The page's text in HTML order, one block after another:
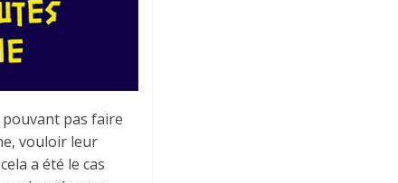
pouvant pas faire
vouloir leur
a été le cas